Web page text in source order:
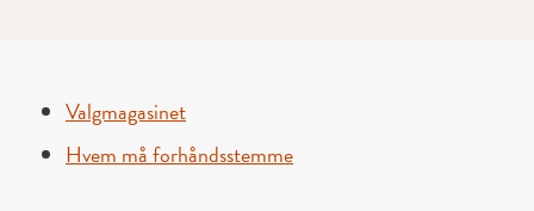
Valgmagasinet
Hvem må forhåndsstemme